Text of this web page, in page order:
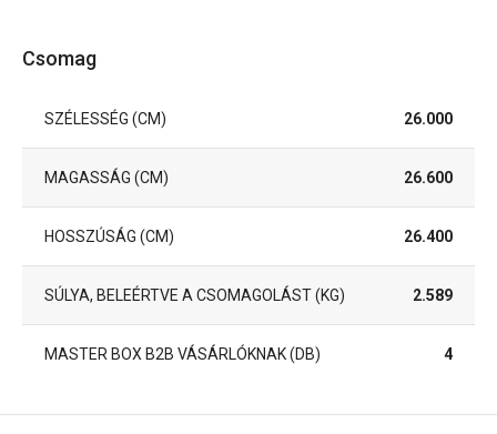
Csomag
SZÉLESSÉG (CM) 26.000
MAGASSÁG (CM) 26.600
HOSSZÚSÁG (CM) 26.400
SÚLYA, BELEÉRTVE A CSOMAGOLÁST (KG) 2.589
MASTER BOX B2B VÁSÁRLÓKNAK (DB) 4